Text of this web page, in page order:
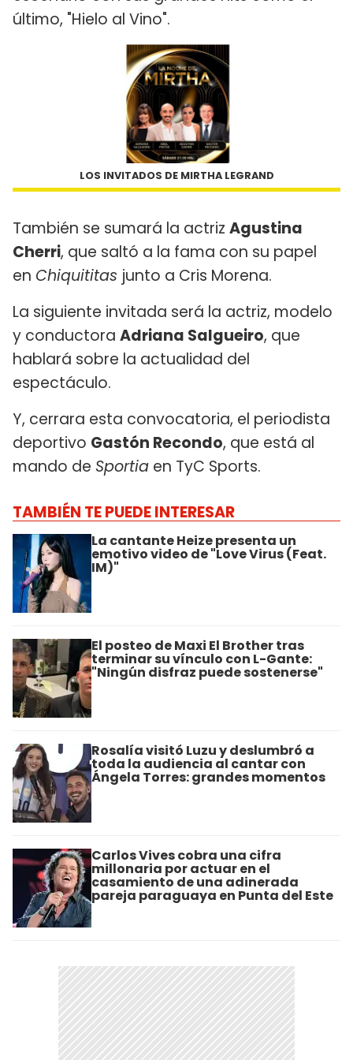
último, "Hielo al Vino".
LOS INVITADOS DE MIRTHA LEGRAND
También se sumará la actriz Agustina
Cherri, que saltó a la fama con su papel
en Chiquititas junto a Cris Morena.
La siguiente invitada será la actriz, modelo
y conductora Adriana Salgueiro, que
hablará sobre la actualidad del
espectáculo.
Y, cerrara esta convocatoria, el periodista
deportivo Gastón Recondo, que está al
mando de Sportia en TyC Sports.
TAMBIÉN TE PUEDE INTERESAR
La cantante Heize presenta un
emotivo video de "Love Virus (Feat.
IM)"
El posteo de Maxi El Brother tras
terminar su vínculo con L-Gante:
"Ningún disfraz puede sostenerse"
Rosalía visitó Luzu y deslumbró a
toda la audiencia al cantar con
Ángela Torres: grandes momentos
Carlos Vives cobra una cifra
millonaria por actuar en el
casamiento de una adinerada
pareja paraguaya en Punta del Este